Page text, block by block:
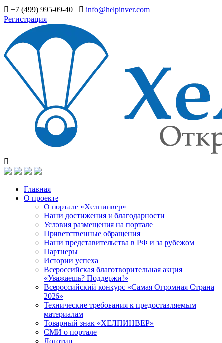
+7 (499) 995-09-40
info@helpinver.com
Регистрация
Главная
О проекте
О портале «Хелпинвер»
Наши достижения и благодарности
Условия размещения на портале
Приветственные обращения
Наши представительства в РФ и за рубежом
Партнеры
Истории успеха
Всероссийская благотворительная акция
«Уважаешь? Поддержи!»
Всероссийский конкурс «Самая Огромная Страна
2026»
Технические требования к предоставляемым
материалам
Товарный знак «ХЕЛПИНВЕР»
СМИ о портале
Логотип